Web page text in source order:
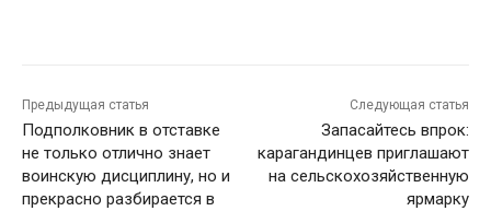
Предыдущая статья
Подполковник в отставке
не только отлично знает
воинскую дисциплину, но и
прекрасно разбирается в
Следующая статья
Запасайтесь впрок:
карагандинцев приглашают
на сельскохозяйственную
ярмарку